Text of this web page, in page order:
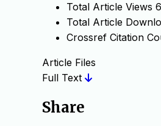
Total Article Views
Total Article
Crossref Citation
Article Files
Full Text
Share